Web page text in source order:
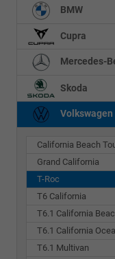
BMW
Cupra
Mercedes-
Skoda
Volkswagen
California Beach
Grand California
T-Roc
T6 California
T6.1 California
T6.1 California
T6.1 Multivan